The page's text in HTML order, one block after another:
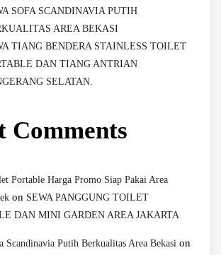
SOFA SCANDINAVIA PUTIH
AREA BEKASI
TIANG BENDERA STAINLESS TOILET
DAN TIANG ANTRIAN
SELATAN.
Comments
Portable Harga Promo Siap Pakai Area
on SEWA PANGGUNG TOILET
DAN MINI GARDEN AREA JAKARTA
Scandinavia Putih Berkualitas Area Bekasi on